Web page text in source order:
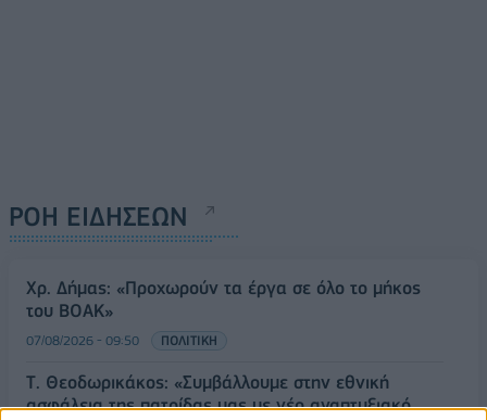
ΡΟΗ ΕΙΔΗΣΕΩΝ
Χρ. Δήμας: «Προχωρούν τα έργα σε όλο το μήκος
του ΒΟΑΚ»
07/08/2026 - 09:50 ΠΟΛΙΤΙΚΗ
Τ. Θεοδωρικάκος: «Συμβάλλουμε στην εθνική
ασφάλεια της πατρίδας μας με νέο αναπτυξιακό